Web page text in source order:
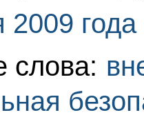
2009 года
слова: